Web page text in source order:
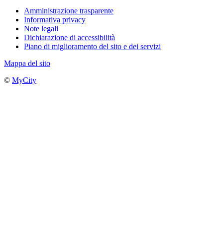
Amministrazione trasparente
Informativa privacy
Note legali
Dichiarazione di accessibilità
Piano di miglioramento del sito e dei servizi
Mappa del sito
© MyCity